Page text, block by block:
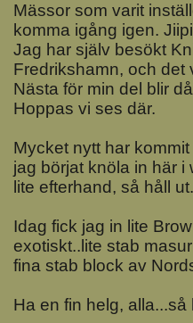
Mässor som varit
komma igång igen.
Jag har själv besökt
Fredrikshamn, och det
Nästa för min del blir
Hoppas vi ses där.
Mycket nytt har
jag börjat knöla in här i
lite efterhand, så håll ut.
Idag fick jag in lite
exotiskt..lite stab
fina stab block av
Ha en fin helg,